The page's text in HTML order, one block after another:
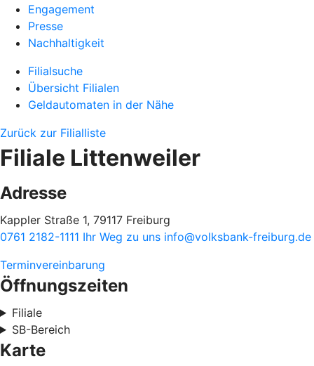
Engagement
Presse
Nachhaltigkeit
Filialsuche
Übersicht Filialen
Geldautomaten in der Nähe
Zurück zur Filialliste
Filiale Littenweiler
Adresse
Kappler Straße 1, 79117 Freiburg
0761 2182-1111 Ihr Weg zu uns info@volksbank-freiburg.de
Terminvereinbarung
Öffnungszeiten
Filiale
SB-Bereich
Karte